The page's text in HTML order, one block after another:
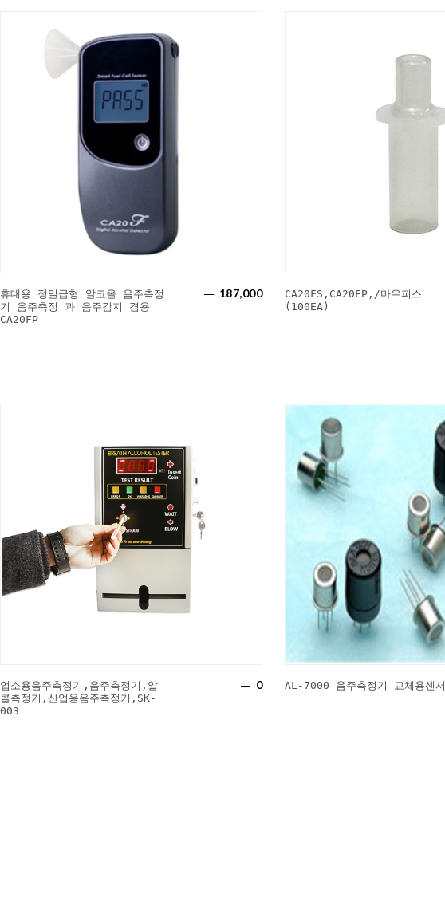
휴대용 정밀급형 알코올 음주측정
기 음주측정 과 음주감지 겸용
CA20FP
187,000
CA20FS,CA20FP,/마우피스
(100EA)
업소용음주측정기,음주측정기,알
콜측정기,산업용음주측정기,SK-
003
0 AL-7000 음주측정기 교체용센서